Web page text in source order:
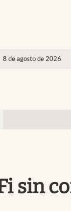
8 de agosto de 2026
sin